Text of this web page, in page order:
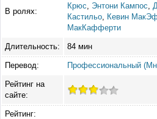
В ролях:
Крюс
Энтони Кампос
Кастильо
Кевин
МакКафферти
Длительность: 84 мин
Перевод: Профессиональный
Рейтинг на
сайте:
Рейтинг: